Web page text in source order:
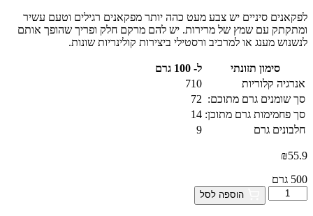
לפקאנים סיניים יש צבע מעט כהה יותר מפקאנים רגילים וטעם עשיר
ומתקתק עם שמץ של מרירות. יש להם מרקם חלק ופריך שהופך אותם
לנשנוש מענג או למרכיב ורסטילי ביצירות קולינריות שונות.
סימון תזונתי
ל- 100 גרם
אנרגיה קלוריות
710
סך שומנים גרם מתוכם: 72
סך פחמימות גרם מתוכן: 14
חלבונים גרם
9
₪55.9
500 גרם
כמות
של
הוספה לסל